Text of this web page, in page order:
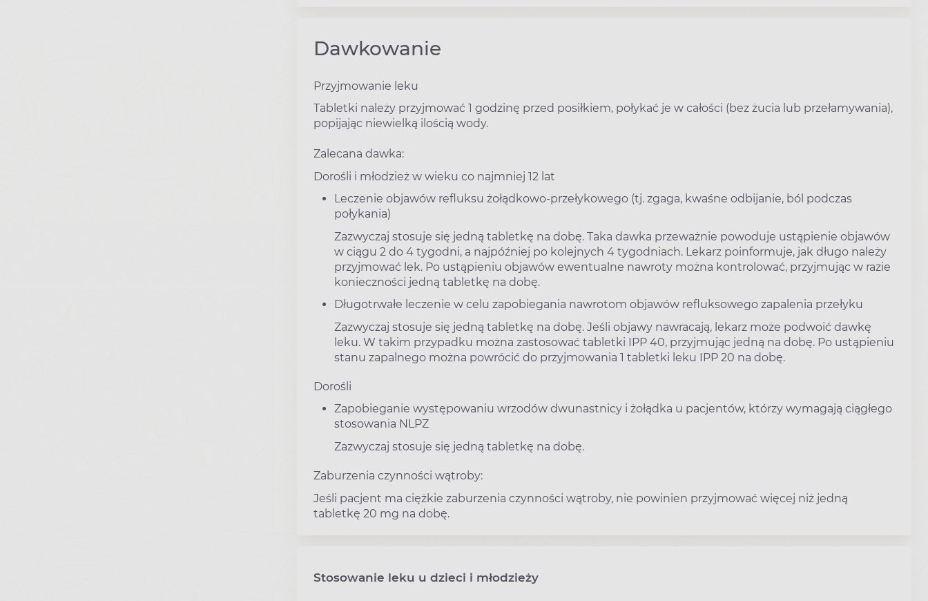
Dawkowanie
Przyjmowanie leku
Tabletki należy przyjmować 1 godzinę przed posiłkiem, połykać je w całości (bez żucia lub przełamywania),
popijając niewielką ilością wody.
Zalecana dawka:
Dorośli i młodzież w wieku co najmniej 12 lat
Leczenie objawów refluksu żołądkowo-przełykowego (tj. zgaga, kwaśne odbijanie, ból podczas
połykania)
Zazwyczaj stosuje się jedną tabletkę na dobę. Taka dawka przeważnie powoduje ustąpienie objawów
w ciągu 2 do 4 tygodni, a najpóźniej po kolejnych 4 tygodniach. Lekarz poinformuje, jak długo należy
przyjmować lek. Po ustąpieniu objawów ewentualne nawroty można kontrolować, przyjmując w razie
konieczności jedną tabletkę na dobę.
Długotrwałe leczenie w celu zapobiegania nawrotom objawów refluksowego zapalenia przełyku
Zazwyczaj stosuje się jedną tabletkę na dobę. Jeśli objawy nawracają, lekarz może podwoić dawkę
leku. W takim przypadku można zastosować tabletki IPP 40, przyjmując jedną na dobę. Po ustąpieniu
stanu zapalnego można powrócić do przyjmowania 1 tabletki leku IPP 20 na dobę.
Dorośli
Zapobieganie występowaniu wrzodów dwunastnicy i żołądka u pacjentów, którzy wymagają ciągłego
stosowania NLPZ
Zazwyczaj stosuje się jedną tabletkę na dobę.
Zaburzenia czynności wątroby:
Jeśli pacjent ma ciężkie zaburzenia czynności wątroby, nie powinien przyjmować więcej niż jedną
tabletkę 20 mg na dobę.
Stosowanie leku u dzieci i młodzieży